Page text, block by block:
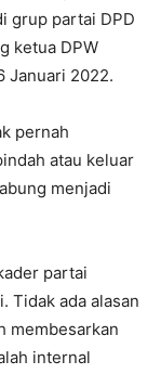
grup partai DPD
ketua DPW
Januari 2022.
pernah
atau keluar
menjadi
partai
Tidak ada alasan
membesarkan
internal